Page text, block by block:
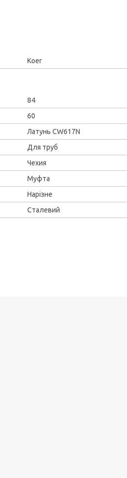
Koer
84
60
Латунь CW617N
Для труб
Чехия
Муфта
Нарізне
Сталевий